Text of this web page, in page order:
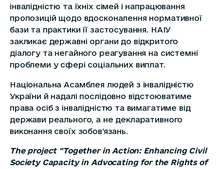
інвалідністю та їхніх сімей і напрацювання
пропозицій щодо вдосконалення нормативної
бази та практики її застосування. НАІУ
закликає державні органи до відкритого
діалогу та негайного реагування на системні
проблеми у сфері соціальних виплат.
Національна Асамблея людей з інвалідністю
України й надалі послідовно відстоюватиме
права осіб з інвалідністю та вимагатиме від
держави реального, а не декларативного
виконання своїх зобов’язань.
The project "Together in Action: Enhancing Civil
Society Capacity in Advocating for the Rights of